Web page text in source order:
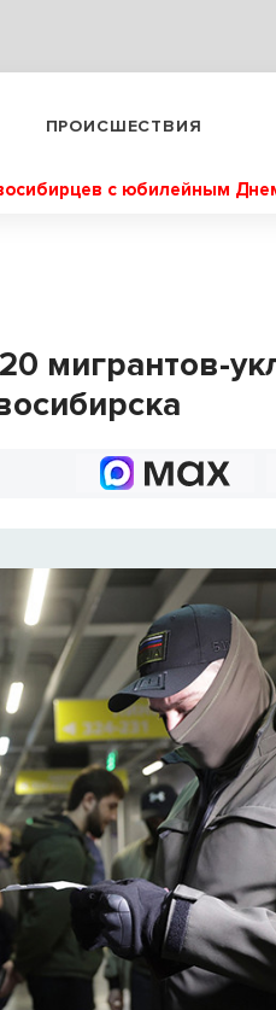
ПРОИСШЕСТВИЯ
с юбилейным
мигрантов-